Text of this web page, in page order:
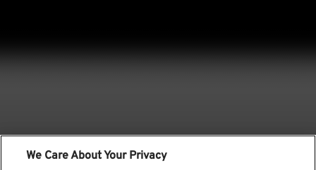
We Care About Your Privacy